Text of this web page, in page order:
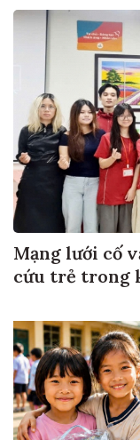
Mạng lưới cố
cứu trẻ trong